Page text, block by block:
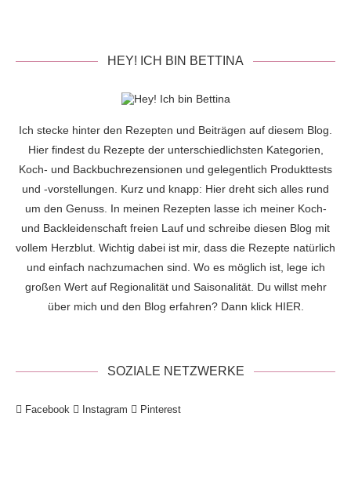
HEY! ICH BIN BETTINA
Ich stecke hinter den Rezepten und Beiträgen auf diesem Blog.
Hier findest du Rezepte der unterschiedlichsten Kategorien,
Koch- und Backbuchrezensionen und gelegentlich Produkttests
und -vorstellungen. Kurz und knapp: Hier dreht sich alles rund
um den Genuss. In meinen Rezepten lasse ich meiner Koch-
und Backleidenschaft freien Lauf und schreibe diesen Blog mit
vollem Herzblut. Wichtig dabei ist mir, dass die Rezepte natürlich
und einfach nachzumachen sind. Wo es möglich ist, lege ich
großen Wert auf Regionalität und Saisonalität. Du willst mehr
über mich und den Blog erfahren? Dann klick HIER
SOZIALE NETZWERKE
Facebook Instagram Pinterest